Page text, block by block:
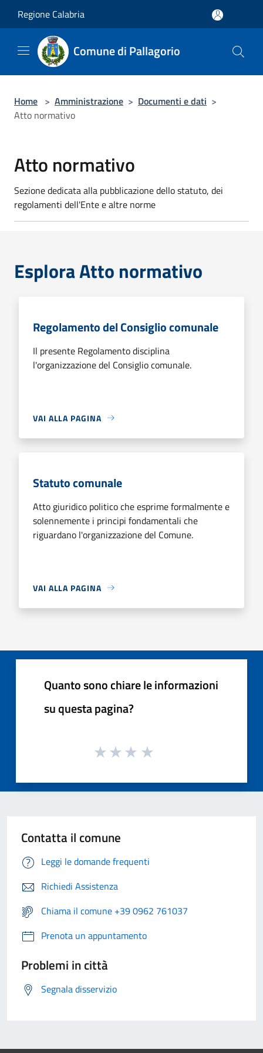
Regione Calabria
Comune di Pallagorio
Home > Amministrazione > Documenti e dati >
Atto normativo
Atto normativo
Sezione dedicata alla pubblicazione dello statuto, dei
regolamenti dell'Ente e altre norme
Esplora Atto normativo
Regolamento del Consiglio comunale
Il presente Regolamento disciplina
l'organizzazione del Consiglio comunale.
VAI ALLA PAGINA
Statuto comunale
Atto giuridico politico che esprime formalmente e
solennemente i principi fondamentali che
riguardano l'organizzazione del Comune.
VAI ALLA PAGINA
Quanto sono chiare le informazioni
su questa pagina?
Contatta il comune
Leggi le domande frequenti
Richiedi Assistenza
Chiama il comune +39 0962 761037
Prenota un appuntamento
Problemi in città
Segnala disservizio